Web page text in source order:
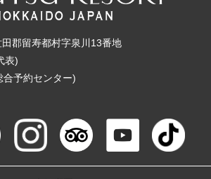
郡留寿都村字泉川13番地
表)
予約センター)